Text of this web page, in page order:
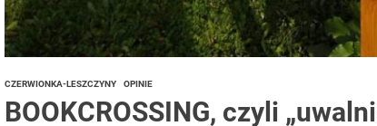
CZERWIONKA-LESZCZYNY OPINIE
BOOKCROSSING, czyli